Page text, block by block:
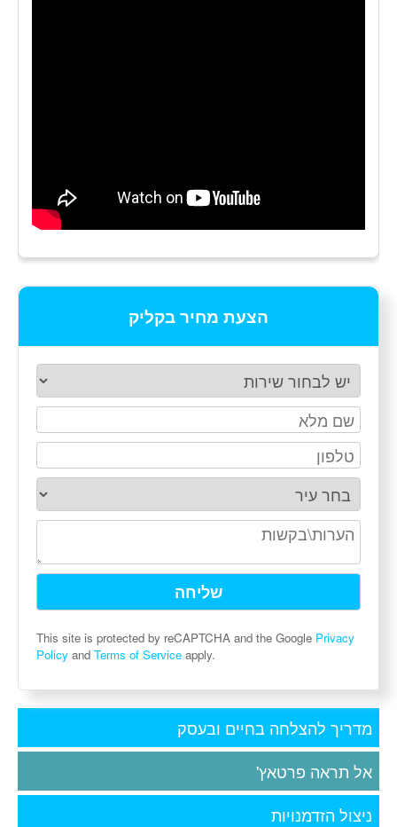
מדריך להצלחה בחיים ובעסק
אל תראה פרטאץ'
ניצול הזדמנויות
הצעת מחיר בקליק
This site is protected by reCAPTCHA and the Google Privacy
Policy and Terms of Service apply.